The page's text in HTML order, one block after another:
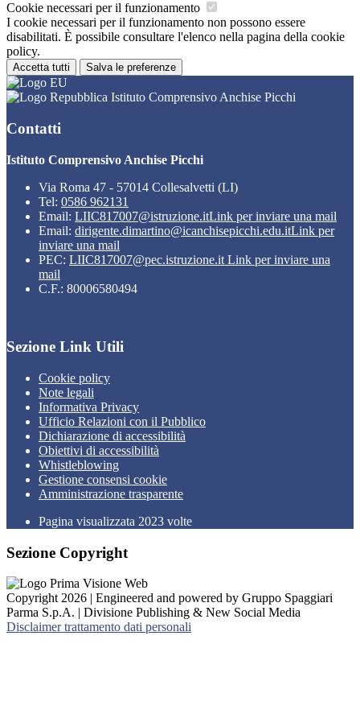
Cookie necessari per il funzionamento
I cookie necessari per il funzionamento non possono essere
disabilitati. È possibile consultare l'elenco nella pagina della cookie
policy.
Accetta tutti Salva le preferenze
Istituto Comprensivo Anchise Picchi
Contatti
Istituto Comprensivo Anchise Picchi
Via Roma 47 - 57014 Collesalvetti (LI)
Tel: 0586 962131
Email: LIIC817007@istruzione.itLink per inviare una mail
Email: dirigente.dimartino@icanchisepicchi.edu.itLink per
inviare una mail
PEC: LIIC817007@pec.istruzione.it Link per inviare una
mail
C.F.: 80006580494
Sezione Link Utili
Cookie policy
Note legali
Informativa Privacy
Ufficio Relazioni con il Pubblico
Dichiarazione di accessibilità
Obiettivi di accessibilità
Whistleblowing
Gestione consensi cookie
Amministrazione trasparente
Pagina visualizzata 2023 volte
Sezione Copyright
Copyright 2026 | Engineered and powered by Gruppo Spaggiari
Parma S.p.A. | Divisione Publishing & New Social Media
Disclaimer trattamento dati personali